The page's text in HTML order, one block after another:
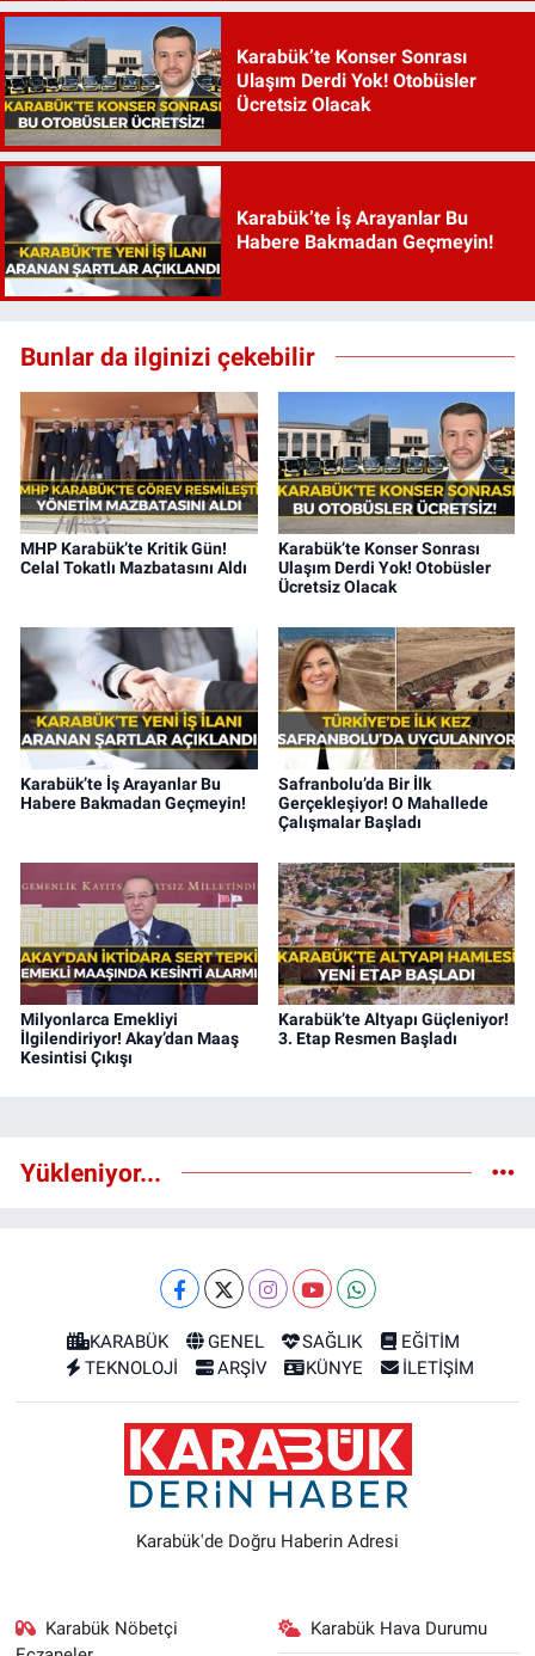
Karabük’te Konser Sonrası
Ulaşım Derdi Yok! Otobüsler
Ücretsiz Olacak
Karabük’te İş Arayanlar Bu
Habere Bakmadan Geçmeyin!
Bunlar da ilginizi çekebilir
MHP Karabük’te Kritik Gün!
Celal Tokatlı Mazbatasını Aldı
Karabük’te Konser Sonrası
Ulaşım Derdi Yok! Otobüsler
Ücretsiz Olacak
Karabük’te İş Arayanlar Bu
Habere Bakmadan Geçmeyin!
Safranbolu’da Bir İlk
Gerçekleşiyor! O Mahallede
Çalışmalar Başladı
Milyonlarca Emekliyi
İlgilendiriyor! Akay’dan Maaş
Kesintisi Çıkışı
Karabük’te Altyapı Güçleniyor!
3. Etap Resmen Başladı
Yükleniyor...
KARABÜK GENEL SAĞLIK
EĞİTİM
TEKNOLOJİ
ARŞİV KÜNYE İLETİŞİM
Karabük'de Doğru Haberin Adresi
Karabük Nöbetçi
Karabük Hava Durumu